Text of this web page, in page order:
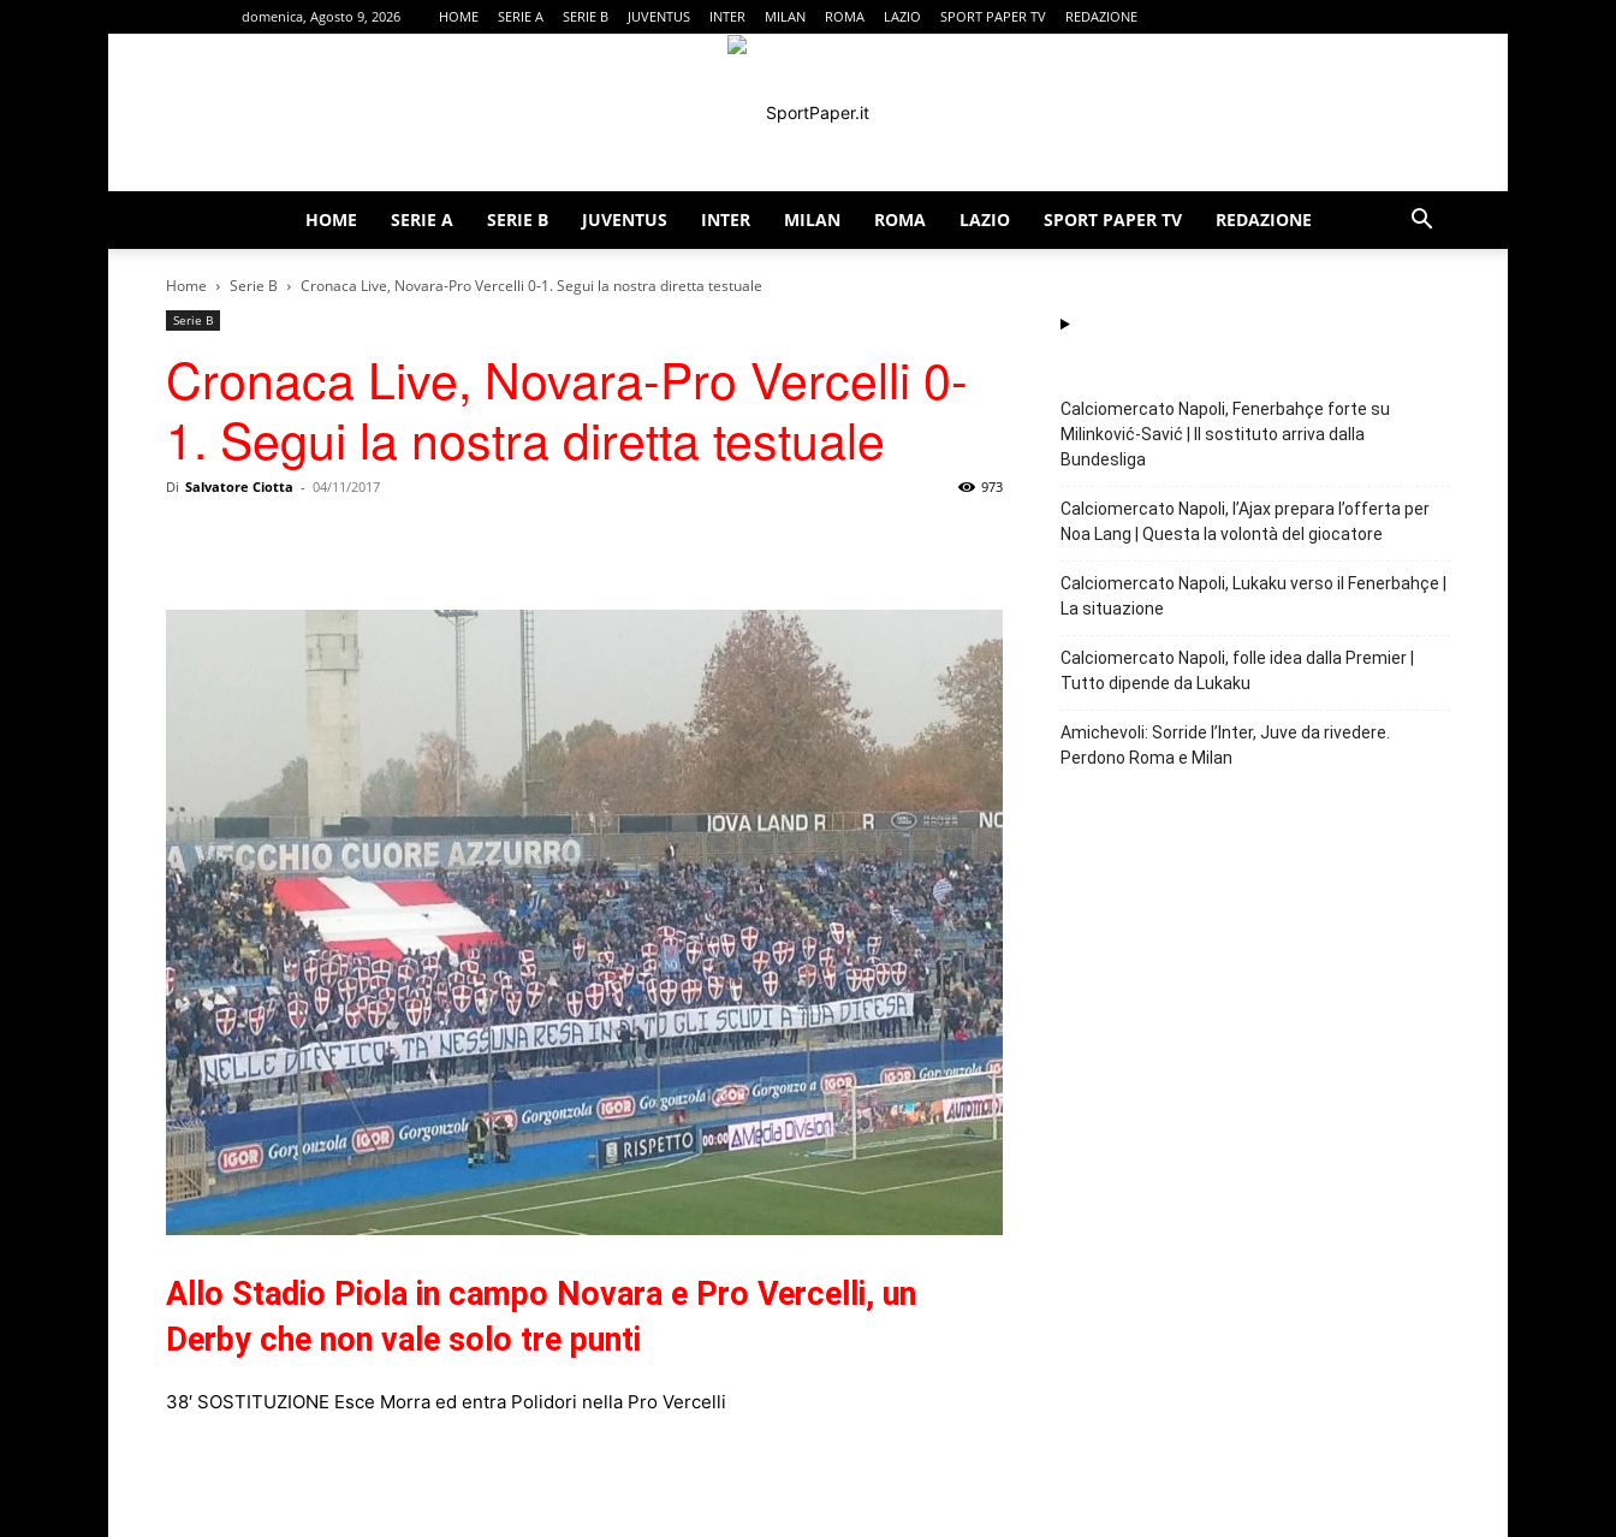
domenica, Agosto 9, 2026 HOME SERIE A SERIE B JUVENTUS INTER MILAN ROMA LAZIO SPORT PAPER TV REDAZIONE
HOME SERIE A SERIE B JUVENTUS INTER MILAN ROMA LAZIO SPORT PAPER TV REDAZIONE
Home Serie B Cronaca Live, Novara-Pro Vercelli 0-1. Segui la nostra diretta testuale
Serie B
Cronaca Live, Novara-Pro Vercelli 0-
1. Segui la nostra diretta testuale
Di Salvatore Ciotta - 04/11/2017 973
Allo Stadio Piola in campo Novara e Pro Vercelli, un
Derby che non vale solo tre punti
38′ SOSTITUZIONE Esce Morra ed entra Polidori nella Pro Vercelli
Calciomercato Napoli, Fenerbahçe forte su
Milinković-Savić | Il sostituto arriva dalla
Bundesliga
Calciomercato Napoli, l’Ajax prepara l’offerta per
Noa Lang | Questa la volontà del giocatore
Calciomercato Napoli, Lukaku verso il Fenerbahçe |
La situazione
Calciomercato Napoli, folle idea dalla Premier |
Tutto dipende da Lukaku
Amichevoli: Sorride l’Inter, Juve da rivedere.
Perdono Roma e Milan